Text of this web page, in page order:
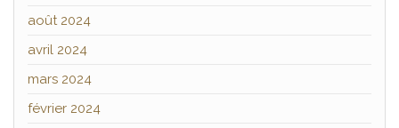
août 2024
avril 2024
mars 2024
février 2024